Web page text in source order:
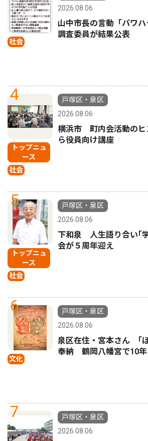
社会
2026.08.06
山中市長の言動「パワ
調査委員が結果公表
4
トップニュ
ース
社会
戸塚区・泉区
2026.08.06
横浜市 町内会活動の
ら役員向け講座
5
トップニュ
ース
社会
戸塚区・泉区
2026.08.06
下和泉 人生語り合い｢
会が５周年迎え
6
文化
戸塚区・泉区
2026.08.06
泉区在住・宮本さん ｢
奉納 鶴岡八幡宮で10年
7
戸塚区・泉区
2026.08.06